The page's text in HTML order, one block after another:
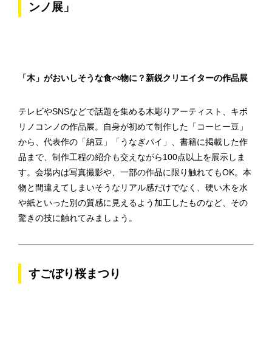
ンノ展」
「木」がおいしそうな食べ物に？新鋭クリエイターの作品展
テレビやSNSなどで話題を集める木彫りアーティスト、キボ
リノコンノの作品展。自身が初めて制作した「コーヒー豆」
から、代表作の「納豆」「うなぎパイ」、書籍に掲載した作
品まで、制作工程の紹介も交えながら100点以上を展示しま
す。会場内は写真撮影や、一部の作品に限り触れてもOK。本
物と間違えてしまいそうなリアル感だけでなく、硬い木を水
や紙といった別の質感に見えるよう加工したものなど、その
驚きの技に触れてみましょう。
すごぼり桜まつり